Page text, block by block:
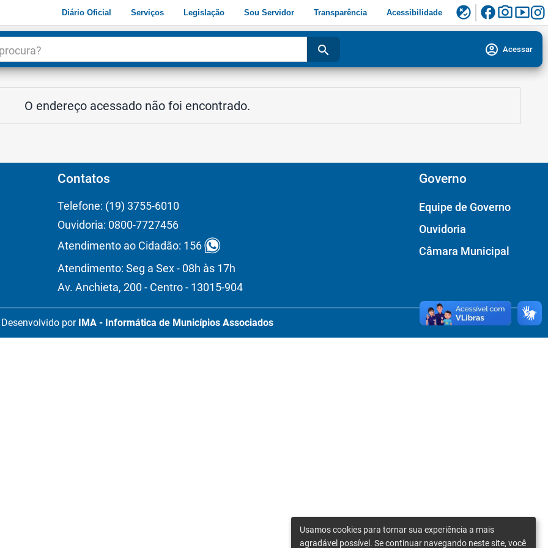
Diário Oficial Serviços Legislação Sou Servidor Transparência Acessibilidade flaky facebookphoto_camerasmart_display
search account_circle Acessar
O endereço acessado não foi encontrado.
Contatos
Telefone: (19) 3755-6010
Ouvidoria: 0800-7727456
Atendimento ao Cidadão: 156
Atendimento: Seg a Sex - 08h às 17h
Av. Anchieta, 200 - Centro - 13015-904
Governo
Equipe de Governo
Ouvidoria
Câmara Municipal
Desenvolvido por IMA - Informática de Municípios Associados
Usamos cookies para tornar sua experiência a mais
agradável possível. Se continuar navegando neste site, você